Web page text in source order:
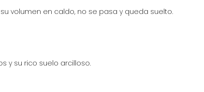
volumen en caldo, no se pasa y queda suelto.
y su rico suelo arcilloso.